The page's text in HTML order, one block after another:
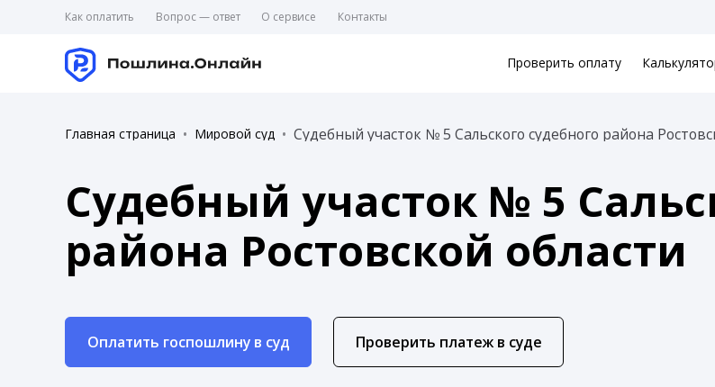
Как оплатить Вопрос — ответ О сервисе Контакты
Проверить оплату
Главная страница Мировой суд Судебный участок № 5 Сальского судебного района
Судебный участок № 5
района Ростовской области
Оплатить госпошлину в суд Проверить платеж в суде